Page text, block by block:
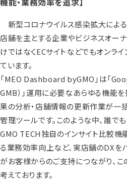
新型コロナウイルス感染拡大によ
店舗を主とする企業やビジネスオー
けではなくECサイトなどでもオンラ
ています。
「MEO Dashboard byGMO」は「
GMB）」運用に必要なあらゆる機能
果の分析・店舗情報の更新作業が一
管理ツールです。このような中、誰で
GMO TECH独自のインサイト比較機
る業務効率向上など、実店舗のDXを
がお客様からのご支持につながり、
考えております。